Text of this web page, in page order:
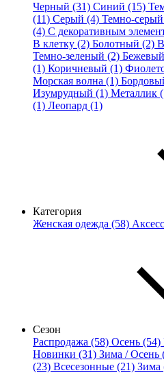
Черный (31) Синий (15)
(11) Серый (4) Темно-
(4) С декоративным
В клетку (2) Болотный (2)
Темно-зеленый (2)
(1) Коричневый (1)
Морская волна (1)
Изумрудный (1) Металлик
(1) Леопард (1)
Категория
Женская одежда (58)
Сезон
Распродажа (58) Осень (54)
Новинки (31) Зима / Осень
(23) Всесезонные (21) Зима